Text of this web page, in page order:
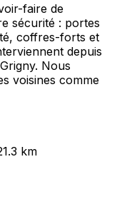
faire de
sécurité : portes
coffres-forts et
depuis
Nous
voisines comme
km